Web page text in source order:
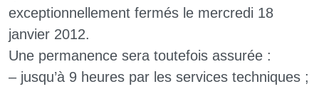
exceptionnellement fermés le mercredi 18
janvier 2012.
Une permanence sera toutefois assurée :
– jusqu’à 9 heures par les services techniques ;